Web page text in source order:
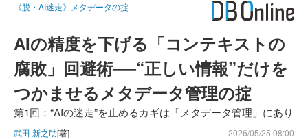
《脱・AI迷走》メタデータの掟
AIの精度を下げる「コンテキストの
腐敗」回避術──“正しい情報”だけを
つかませるメタデータ管理の掟
第1回：“AIの迷走”を止めるカギは「メタデータ管理」にあり
武田 新之助[著] 2026/05/25 08:00